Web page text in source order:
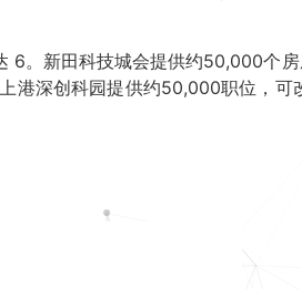
6。新田科技城会提供约50,000个
港深创科园提供约50,000职位，可